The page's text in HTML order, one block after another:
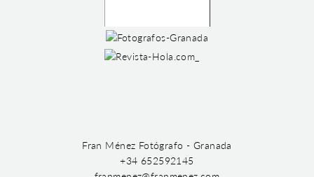
Fran Ménez Fotógrafo - Granada
+34 652592145